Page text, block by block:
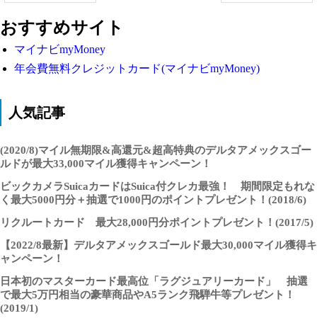
おすすめサイト
マイナビmyMoney
年会費無料クレジットカード(マイナビmyMoney)
人気記事
(2020/8)マイル無期限&高還元&超高特典のデルタアメックスゴー
ルドが最大33,000マイル獲得キャンペーン！
ビックカメラSuicaカードはSuica付クレカ最強！ 期間限定もれな
く最大5000円分＋抽選で1000円のポイントプレゼント！(2018/6)
リクルートカード 最大28,000円分ポイントプレゼント！(2017/5)
【2022/8最新】デルタアメックスゴールド最大30,000マイル獲得キ
ャンペーン！
日本初のマスターカード最高位「ラグジュアリーカード」 抽選
で最大5万円相当の豪華商品やA5ランク飛騨牛等プレゼント！
(2019/1)